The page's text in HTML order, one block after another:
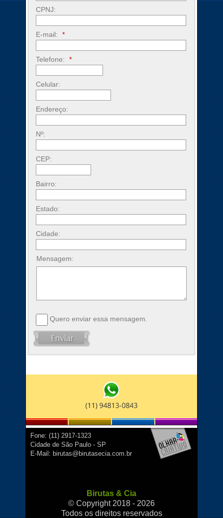
CPNJ:
E-mail: *
Telefone: *
Celular:
Endereço:
Nº:
CEP:
Bairro:
Estado:
Cidade:
Mensagem:
Quero enviar essa mensagem.
Fone: (11) 2917-1323
Cidade de São Paulo - SP
E-Mail: birutas@birutasecia.com.br
Birutas & Cia
© Copyright 2018 - 2026
Todos os direitos reservados